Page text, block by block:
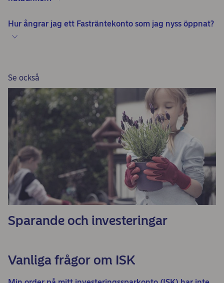
Hur ångrar jag ett Fasträntekonto som jag nyss öppnat?
Se också
Sparande och investeringar
Vanliga frågor om ISK